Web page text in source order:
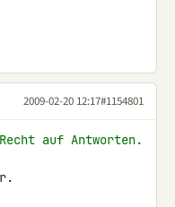
2009-02-20 12:17#1154801
auf Antworten.